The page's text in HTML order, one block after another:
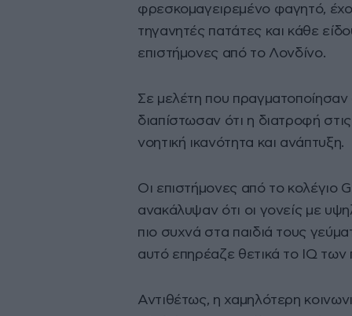
φρεσκομαγειρεμένο φαγητό,
τηγανητές πατάτες και κάθε
επιστήμονες από το Λονδίνο.
Σε μελέτη που πραγματοποίησαν
διαπίστωσαν ότι η διατροφή
νοητική ικανότητα και ανάπτυξη.
Οι επιστήμονες από το κολέγιο
ανακάλυψαν ότι οι γονείς με
πιο συχνά στα παιδιά τους
αυτό επηρέαζε θετικά το IQ των
Αντιθέτως, η χαμηλότερη